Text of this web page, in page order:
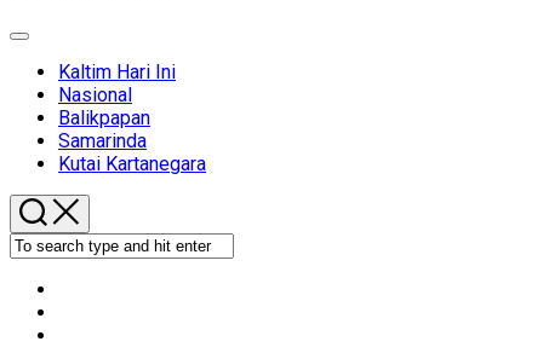
Expand
Kaltim Hari Ini
Nasional
Balikpapan
Samarinda
Kutai Kartanegara